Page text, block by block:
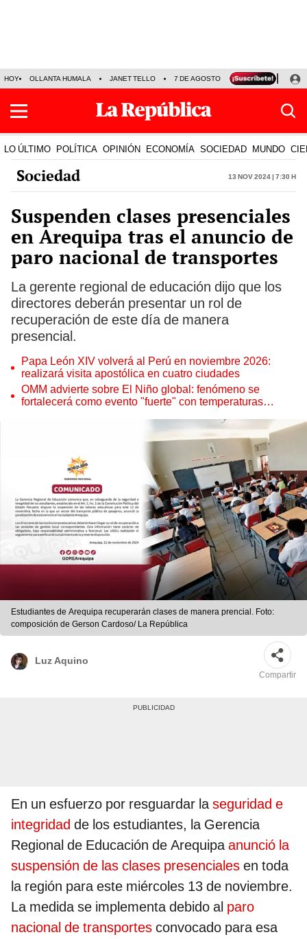
HOY OLLANTA HUMALA JANET TELLO 7 DE AGOSTO TINKA RESULTADOS
LO ÚLTIMO POLÍTICA OPINIÓN ECONOMÍA SOCIEDAD MUNDO
Sociedad 13 Nov 2024 | 7:30 h
Suspenden clases presenciales
en Arequipa tras el anuncio de
paro nacional de transportes
La gerente regional de educación dijo que los
directores deberán presentar un rol de
recuperación de este día de manera
presencial.
Papa León XIV volverá al Perú en noviembre 2026:
realizará visita apostólica en cuatro ciudades
OMM advierte sobre El Niño global: fenómeno se
fortalecerá como evento "fuerte" con temperaturas
Estudiantes de Arequipa recuperarán clases de manera prencial. Foto:
composición de Gerson Cardoso/ La República
Luz Aquino
Compartir
En un esfuerzo por resguardar laseguridad e
integridad de los estudiantes, la Gerencia
Regional de Educación de Arequipaanunció la
suspensión de las clases presenciales en toda
la región para este miércoles 13 de noviembre.
La medida se implementa debido al paro
nacional de transportes convocado para esa